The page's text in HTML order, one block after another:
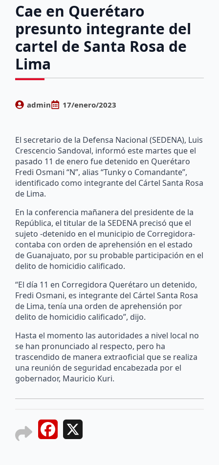
Cae en Querétaro
presunto integrante del
cartel de Santa Rosa de
Lima
admin 17/enero/2023
El secretario de la Defensa Nacional (SEDENA), Luis
Crescencio Sandoval, informó este martes que el
pasado 11 de enero fue detenido en Querétaro
Fredi Osmani “N”, alias “Tunky o Comandante”,
identificado como integrante del Cártel Santa Rosa
de Lima.
En la conferencia mañanera del presidente de la
República, el titular de la SEDENA precisó que el
sujeto -detenido en el municipio de Corregidora-
contaba con orden de aprehensión en el estado
de Guanajuato, por su probable participación en el
delito de homicidio calificado.
“El día 11 en Corregidora Querétaro un detenido,
Fredi Osmani, es integrante del Cártel Santa Rosa
de Lima, tenía una orden de aprehensión por
delito de homicidio calificado”, dijo.
Hasta el momento las autoridades a nivel local no
se han pronunciado al respecto, pero ha
trascendido de manera extraoficial que se realiza
una reunión de seguridad encabezada por el
gobernador, Mauricio Kuri.
Facebook